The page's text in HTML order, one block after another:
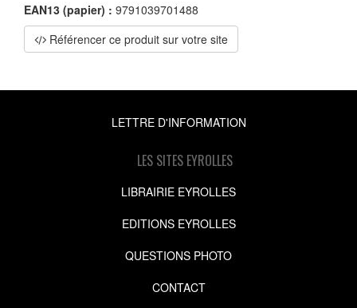
EAN13 (papier) : 9791039701488
Référencer ce produit sur votre site
LETTRE D'INFORMATION
LES SITES EYROLLES
LIBRAIRIE EYROLLES
EDITIONS EYROLLES
QUESTIONS PHOTO
CONTACT